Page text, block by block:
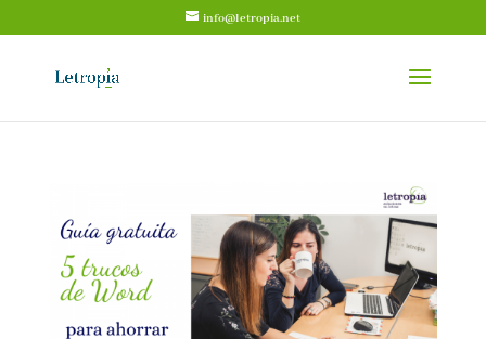
info@letropia.net